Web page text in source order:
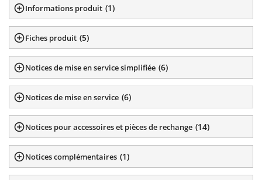
Informations produit (1)
Fiches produit (5)
Notices de mise en service simplifiée (6)
Notices de mise en service (6)
Notices pour accessoires et pièces de rechange (14)
Notices complémentaires (1)